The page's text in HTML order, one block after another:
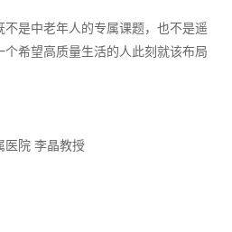
是中老年人的专属课题，也不是遥
希望高质量生活的人此刻就该布局
医院 李晶教授